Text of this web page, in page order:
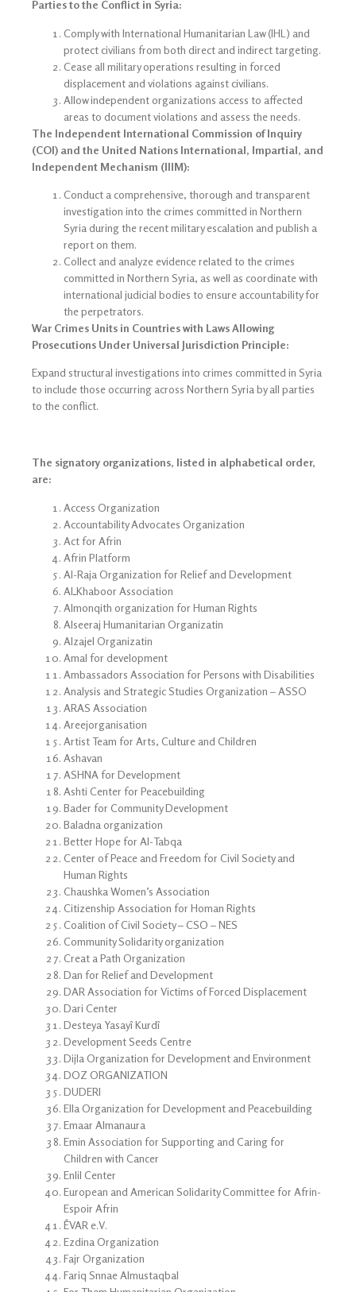
Parties to the Conflict in Syria:
Comply with International Humanitarian Law (IHL) and
protect civilians from both direct and indirect targeting.
Cease all military operations resulting in forced
displacement and violations against civilians.
Allow independent organizations access to affected
areas to document violations and assess the needs.
The Independent International Commission of Inquiry
(COI) and the United Nations International, Impartial, and
Independent Mechanism (IIIM):
Conduct a comprehensive, thorough and transparent
investigation into the crimes committed in Northern
Syria during the recent military escalation and publish a
report on them.
Collect and analyze evidence related to the crimes
committed in Northern Syria, as well as coordinate with
international judicial bodies to ensure accountability for
the perpetrators.
War Crimes Units in Countries with Laws Allowing
Prosecutions Under Universal Jurisdiction Principle:
Expand structural investigations into crimes committed in Syria
to include those occurring across Northern Syria by all parties
to the conflict.
The signatory organizations, listed in alphabetical order,
are:
Access Organization
Accountability Advocates Organization
Act for Afrin
Afrin Platform
Al-Raja Organization for Relief and Development
AlـKhaboor Association
Almonqith organization for Human Rights
Alseeraj Humanitarian Organizatin
Alzajel Organizatin
Amal for development
Ambassadors Association for Persons with Disabilities
Analysis and Strategic Studies Organization – ASSO
ARAS Association
Areejorganisation
Artist Team for Arts, Culture and Children
Ashavan
ASHNA for Development
Ashti Center for Peacebuilding
Bader for Community Development
Baladna organization
Better Hope for Al-Tabqa
Center of Peace and Freedom for Civil Society and
Human Rights
Chaushka Women’s Association
Citizenship Association for Homan Rights
Coalition of Civil Society – CSO – NES
Community Solidarity organization
Creat a Path Organization
Dan for Relief and Development
DAR Association for Victims of Forced Displacement
Dari Center
Desteya Yasayî Kurdî
Development Seeds Centre
Dijla Organization for Development and Environment
DOZ ORGANIZATION
DUDERI
Ella Organization for Development and Peacebuilding
Emaar Almanaura
Emin Association for Supporting and Caring for
Children with Cancer
Enlil Center
European and American Solidarity Committee for Afrin-
Espoir Afrin
ÊVAR e.V.
Ezdina Organization
Fajr Organization
Fariq Snnae Almustaqbal